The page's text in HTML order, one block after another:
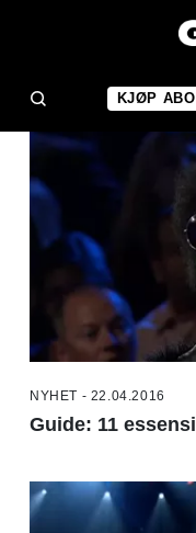
KJØP
NYHET - 22.04.2016
Guide: 11